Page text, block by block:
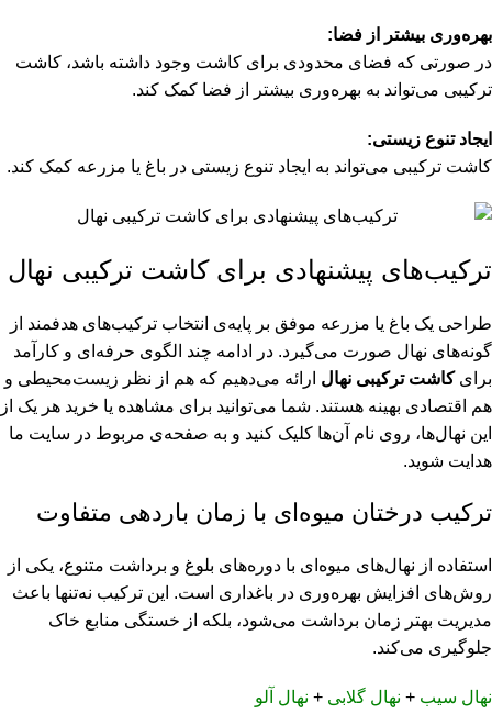
بهره‌وری بیشتر از فضا:
در صورتی که فضای محدودی برای کاشت وجود داشته باشد، کاشت
ترکیبی می‌تواند به بهره‌وری بیشتر از فضا کمک کند.
ایجاد تنوع زیستی:
کاشت ترکیبی می‌تواند به ایجاد تنوع زیستی در باغ یا مزرعه کمک کند.
ترکیب‌های پیشنهادی برای کاشت ترکیبی نهال
طراحی یک باغ یا مزرعه موفق بر پایه‌ی انتخاب ترکیب‌های هدفمند از
گونه‌های نهال صورت می‌گیرد. در ادامه چند الگوی حرفه‌ای و کارآمد
برایکاشت ترکیبی نهال ارائه می‌دهیم که هم از نظر زیست‌محیطی و
هم اقتصادی بهینه هستند. شما می‌توانید برای مشاهده یا خرید هر یک از
این نهال‌ها، روی نام آن‌ها کلیک کنید و به صفحه‌ی مربوط در سایت ما
هدایت شوید.
ترکیب درختان میوه‌ای با زمان باردهی متفاوت
استفاده از نهال‌های میوه‌ای با دوره‌های بلوغ و برداشت متنوع، یکی از
روش‌های افزایش بهره‌وری در باغداری است. این ترکیب نه‌تنها باعث
مدیریت بهتر زمان برداشت می‌شود، بلکه از خستگی منابع خاک
جلوگیری می‌کند.
نهال سیب + نهال گلابی + نهال آلو